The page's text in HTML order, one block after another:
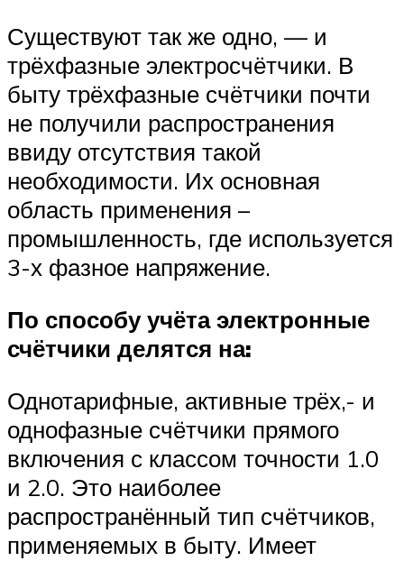
Существуют так же одно, — и
трёхфазные электросчётчики. В
быту трёхфазные счётчики почти
не получили распространения
ввиду отсутствия такой
необходимости. Их основная
область применения –
промышленность, где используется
3-х фазное напряжение.
По способу учёта электронные
счётчики делятся на:
Однотарифные, активные трёх,- и
однофазные счётчики прямого
включения с классом точности 1.0
и 2.0. Это наиболее
распространённый тип счётчиков,
применяемых в быту. Имеет